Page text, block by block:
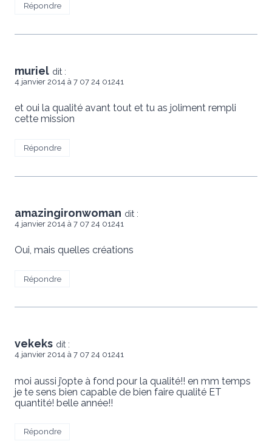
Répondre
muriel dit :
4 janvier 2014 à 7 07 24 01241
et oui la qualité avant tout et tu as joliment rempli
cette mission
Répondre
amazingironwoman dit :
4 janvier 2014 à 7 07 24 01241
Oui, mais quelles créations
Répondre
vekeks dit :
4 janvier 2014 à 7 07 24 01241
moi aussi j’opte à fond pour la qualité!! en mm temps
je te sens bien capable de bien faire qualité ET
quantité! belle année!!
Répondre